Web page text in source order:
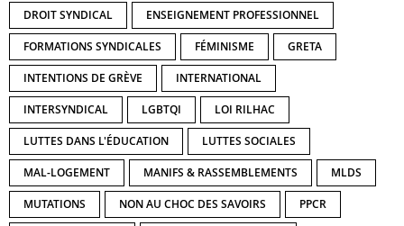
DROIT SYNDICAL ENSEIGNEMENT PROFESSIONNEL
FORMATIONS SYNDICALES FÉMINISME GRETA
INTENTIONS DE GRÈVE INTERNATIONAL
INTERSYNDICAL LGBTQI LOI RILHAC
LUTTES DANS L'ÉDUCATION LUTTES SOCIALES
MAL-LOGEMENT MANIFS & RASSEMBLEMENTS MLDS
MUTATIONS NON AU CHOC DES SAVOIRS PPCR